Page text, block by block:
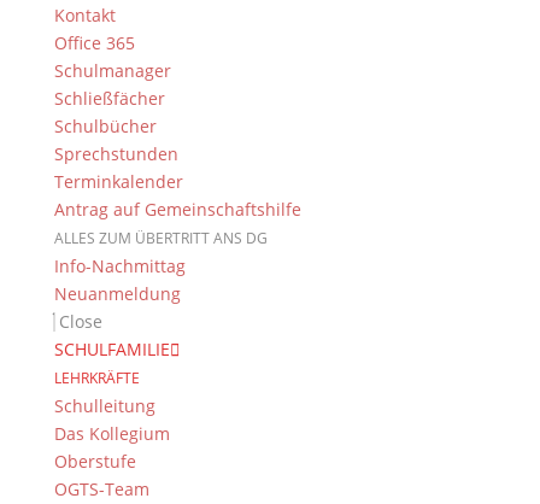
Kontakt
Office 365
Schulmanager
Schließfächer
Schulbücher
Sprechstunden
Terminkalender
Antrag auf Gemeinschaftshilfe
ALLES ZUM ÜBERTRITT ANS DG
Info-Nachmittag
Neuanmeldung
Close
SCHULFAMILIE
LEHRKRÄFTE
Schulleitung
Das Kollegium
Oberstufe
OGTS-Team
auf
Wir freuen uns darauf, viele
Ehemalige auf diesem Weg zu
erreichen. Nehmen Sie mit uns
Kontakt auf und finden Sie frühere
Referendarskollegen wieder!
Schreiben sie uns eine kurze E-Mail